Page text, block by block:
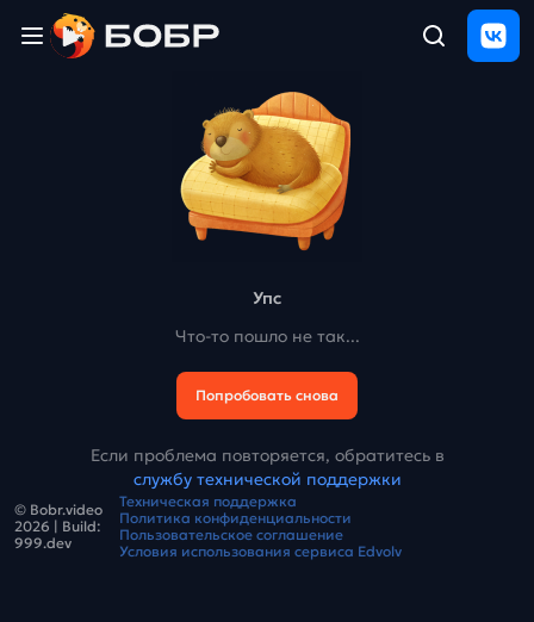
Упс
Что-то пошло не так...
Попробовать снова
Если проблема повторяется, обратитесь в
службу технической поддержки
© Bobr.video
2026 | Build:
999.dev
Техническая поддержка
Политика конфиденциальности
Пользовательское соглашение
Условия использования сервиса Edvolv